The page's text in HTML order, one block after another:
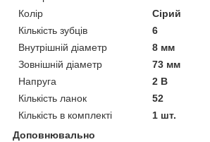
Колір
Сірий
Кількість зубців
6
Внутрішній діаметр
8 мм
Зовнішній діаметр
73 мм
Напруга
2 В
Кількість ланок
52
Кількість в комплекті
1 шт.
Доповнювально